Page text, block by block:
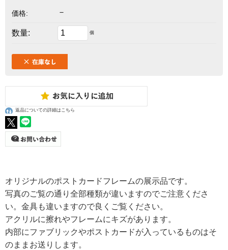
価格: －
数量: 個
返品についての詳細はこちら
オリジナルのポストカードフレームの展示品です。
写真のご覧の通り全部種類が違いますのでご注意くださ
い。金具も違いますので良くご覧ください。
アクリルに擦れやフレームにキズがあります。
内部にファブリックやポストカードが入っているものはそ
のままお送りします。